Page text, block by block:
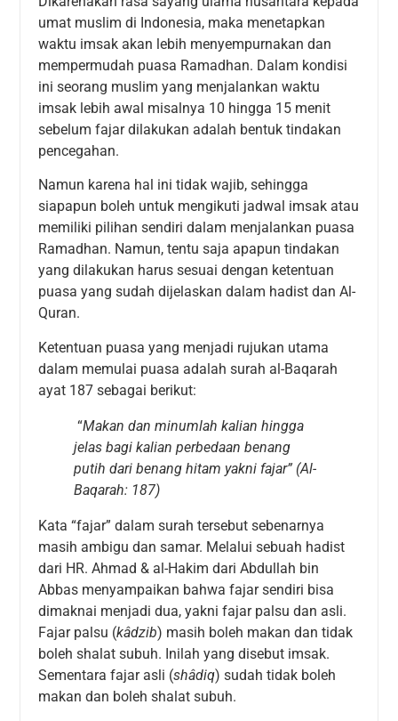
umat muslim di Indonesia, maka menetapkan
waktu imsak akan lebih menyempurnakan dan
mempermudah puasa Ramadhan. Dalam kondisi
ini seorang muslim yang menjalankan waktu
imsak lebih awal misalnya 10 hingga 15 menit
sebelum fajar dilakukan adalah bentuk tindakan
pencegahan.
Namun karena hal ini tidak wajib, sehingga
siapapun boleh untuk mengikuti jadwal imsak atau
memiliki pilihan sendiri dalam menjalankan puasa
Ramadhan. Namun, tentu saja apapun tindakan
yang dilakukan harus sesuai dengan ketentuan
puasa yang sudah dijelaskan dalam hadist dan Al-
Quran.
Ketentuan puasa yang menjadi rujukan utama
dalam memulai puasa adalah surah al-Baqarah
ayat 187 sebagai berikut:
“Makan dan minumlah kalian hingga
jelas bagi kalian perbedaan benang
putih dari benang hitam yakni fajar” (Al-
Baqarah: 187)
Kata “fajar” dalam surah tersebut sebenarnya
masih ambigu dan samar. Melalui sebuah hadist
dari HR. Ahmad & al-Hakim dari Abdullah bin
Abbas menyampaikan bahwa fajar sendiri bisa
dimaknai menjadi dua, yakni fajar palsu dan asli.
Fajar palsu (kâdzib) masih boleh makan dan tidak
boleh shalat subuh. Inilah yang disebut imsak.
Sementara fajar asli (shâdiq) sudah tidak boleh
makan dan boleh shalat subuh.